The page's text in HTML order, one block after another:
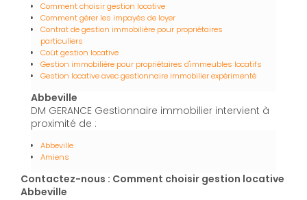
Comment choisir gestion locative
Comment gérer les impayés de loyer
Contrat de gestion immobilière pour propriétaires
particuliers
Coût gestion locative
Gestion immobilière pour propriétaires d'immeubles locatifs
Gestion locative avec gestionnaire immobilier expérimenté
Abbeville
DM GERANCE Gestionnaire immobilier intervient à
proximité de :
Abbeville
Amiens
Contactez-nous : Comment choisir gestion locative
Abbeville